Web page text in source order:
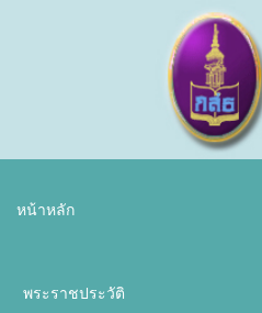
หน้าหลัก
พระราชประวัติ